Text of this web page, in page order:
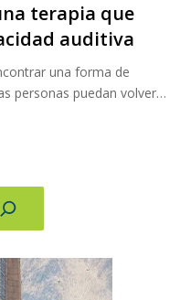
terapia que
auditiva
una forma de
personas puedan volver…